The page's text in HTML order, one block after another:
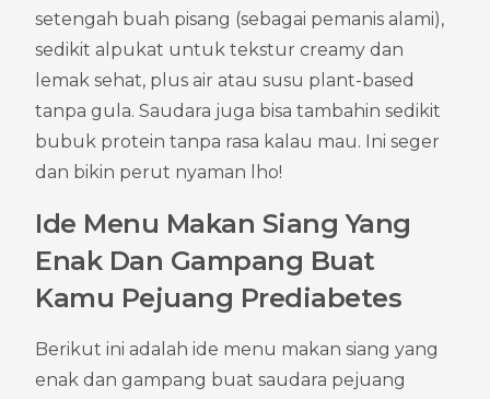
setengah buah pisang (sebagai pemanis alami),
sedikit alpukat untuk tekstur creamy dan
lemak sehat, plus air atau susu plant-based
tanpa gula. Saudara juga bisa tambahin sedikit
bubuk protein tanpa rasa kalau mau. Ini seger
dan bikin perut nyaman lho!
Ide Menu Makan Siang Yang
Enak Dan Gampang Buat
Kamu Pejuang Prediabetes
Berikut ini adalah ide menu makan siang yang
enak dan gampang buat saudara pejuang